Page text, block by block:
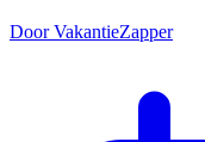
Door VakantieZapper